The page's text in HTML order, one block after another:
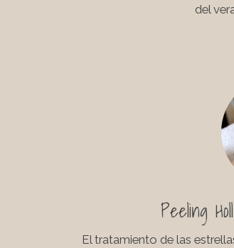
del
Peeling
El tratamiento de las